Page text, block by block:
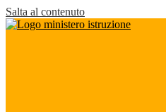
Salta al contenuto